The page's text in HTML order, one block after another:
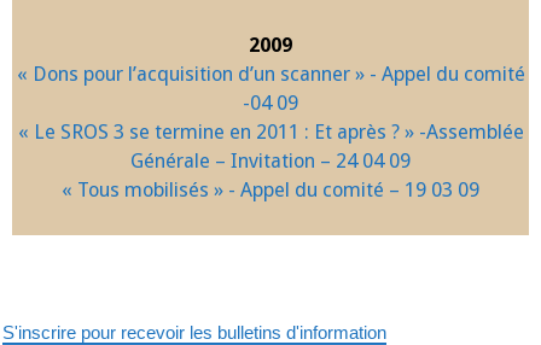
2009
« Dons pour l’acquisition d’un scanner » - Appel du comité
-04 09
« Le SROS 3 se termine en 2011 : Et après ? » -Assemblée
Générale – Invitation – 24 04 09
« Tous mobilisés » - Appel du comité – 19 03 09
S'inscrire pour recevoir les bulletins d'information